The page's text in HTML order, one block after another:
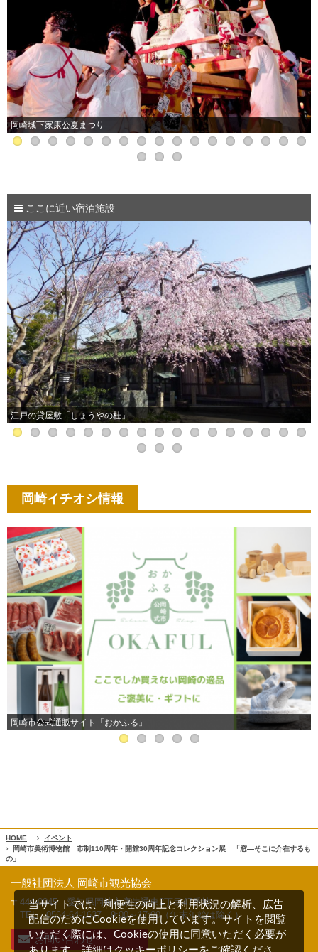
岡崎城下家康公夏まつり
ここに近い宿泊施設
江戸の貸屋敷「しょうやの杜」
岡崎イチオシ情報
岡崎市公式通販サイト「おかふる」
HOME
イベント
岡崎市美術博物館 市制110周年・開館30周年記念コレクション展 「窓―そこに介在するも
の」
一般社団法人 岡崎市観光協会
〒444-0045 愛知県岡崎市康生通東2丁目47番地
TEL 0564-64-1637 9:00～17:00（年末年始は除く）
お問い合わせ
当サイトでは、利便性の向上と利用状況の解析、広告
配信のためにCookieを使用しています。サイトを閲覧
いただく際には、Cookieの使用に同意いただく必要が